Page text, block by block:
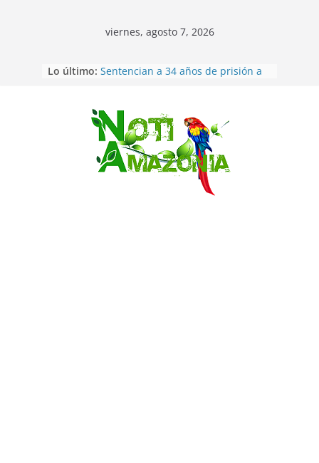
Saltar
viernes, agosto 7, 2026
Lo último: Ecuador: dos jóvenes de 22 años
desaparecidos fueron encontrados
Sentencian a 34 años de prisión a
implicados en caso de Alison,
oriunda de Tena
Vozinha, el arquero sensación de
cabo Verde, ya llegó para
incorporarse a Colo Colo de Chile
Pastaza: la parroquia Diez de